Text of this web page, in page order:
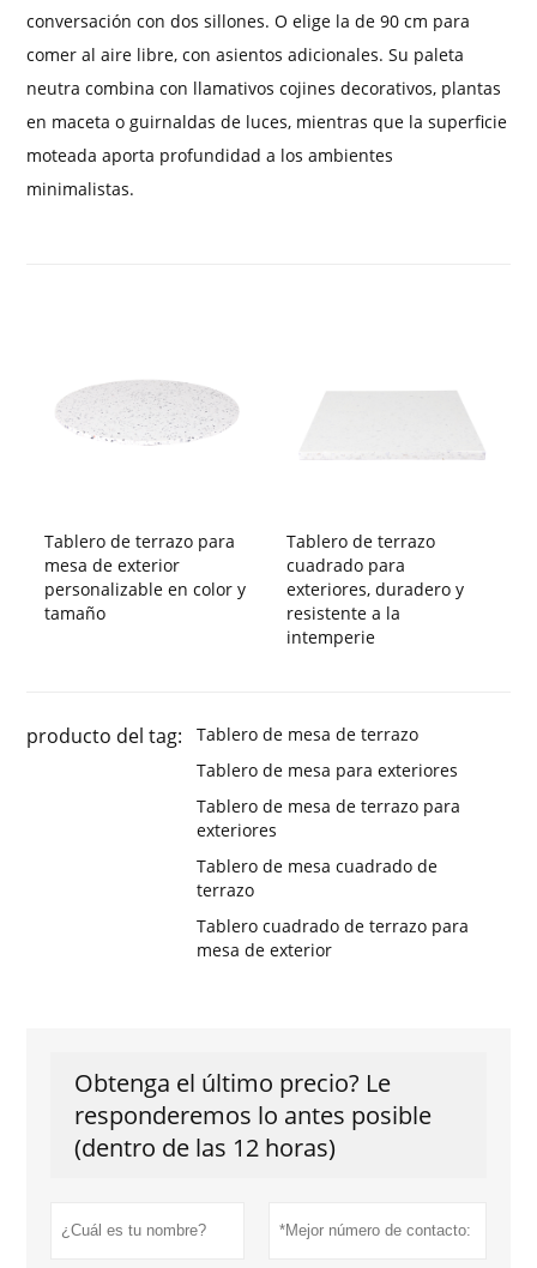
conversación con dos sillones. O elige la de 90 cm para
comer al aire libre, con asientos adicionales. Su paleta
neutra combina con llamativos cojines decorativos, plantas
en maceta o guirnaldas de luces, mientras que la superficie
moteada aporta profundidad a los ambientes
minimalistas.
Tablero de terrazo para
mesa de exterior
personalizable en color y
tamaño
Tablero de terrazo
cuadrado para
exteriores, duradero y
resistente a la
intemperie
producto del tag:
Tablero de mesa de terrazo
Tablero de mesa para exteriores
Tablero de mesa de terrazo para
exteriores
Tablero de mesa cuadrado de
terrazo
Tablero cuadrado de terrazo para
mesa de exterior
Obtenga el último precio? Le
responderemos lo antes posible
(dentro de las 12 horas)